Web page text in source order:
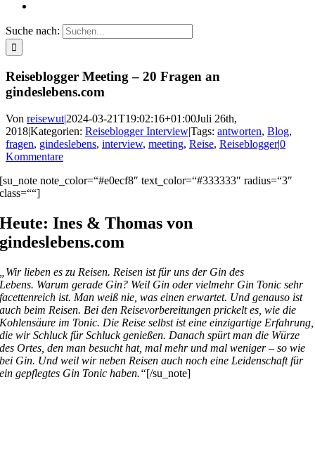
Suche nach:
Reiseblogger Meeting – 20 Fragen an
gindeslebens.com
Von reisewut|2024-03-21T19:02:16+01:00Juli 26th,
2018|Kategorien: Reiseblogger Interview|Tags: antworten, Blog,
fragen, gindeslebens, interview, meeting, Reise, Reiseblogger|0
Kommentare
[su_note note_color=“#e0ecf8″ text_color=“#333333″ radius=“3″
class=““]
Heute: Ines & Thomas von
gindeslebens.com
„Wir lieben es zu Reisen. Reisen ist für uns der Gin des
Lebens. Warum gerade Gin? Weil Gin oder vielmehr Gin Tonic sehr
facettenreich ist. Man weiß nie, was einen erwartet. Und genauso ist
auch beim Reisen. Bei den Reisevorbereitungen prickelt es, wie die
Kohlensäure im Tonic. Die Reise selbst ist eine einzigartige Erfahrung,
die wir Schluck für Schluck genießen. Danach spürt man die Würze
des Ortes, den man besucht hat, mal mehr und mal weniger – so wie
bei Gin. Und weil wir neben Reisen auch noch eine Leidenschaft für
ein gepflegtes Gin Tonic haben.“[/su_note]